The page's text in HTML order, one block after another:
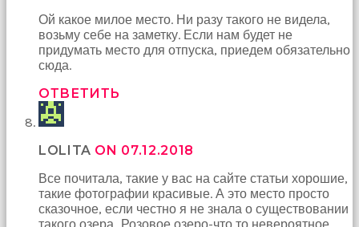
Ой какое милое место. Ни разу такого не видела,
возьму себе на заметку. Если нам будет не
придумать место для отпуска, приедем обязательно
сюда.
ОТВЕТИТЬ
LOLITA ON 07.12.2018
Все почитала, такие у вас на сайте статьи хорошие,
такие фотографии красивые. А это место просто
сказочное, если честно я не знала о существовании